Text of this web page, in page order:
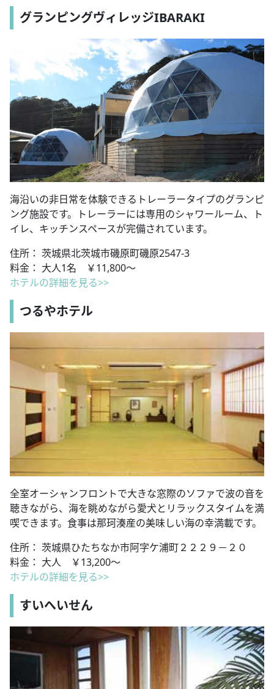
グランピングヴィレッジIBARAKI
海沿いの非日常を体験できるトレーラータイプのグランピ
ング施設です。トレーラーには専用のシャワールーム、ト
イレ、キッチンスペースが完備されています。
住所： 茨城県北茨城市磯原町磯原2547-3
料金： 大人1名 ￥11,800〜
ホテルの詳細を見る>>
つるやホテル
全室オーシャンフロントで大きな窓際のソファで波の音を
聴きながら、海を眺めながら愛犬とリラックスタイムを満
喫できます。食事は那珂湊産の美味しい海の幸満載です。
住所： 茨城県ひたちなか市阿字ケ浦町２２２９－２０
料金： 大人 ￥13,200～
ホテルの詳細を見る>>
すいへいせん